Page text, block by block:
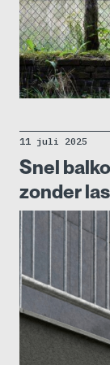
11 juli 2025
Snel
zonder